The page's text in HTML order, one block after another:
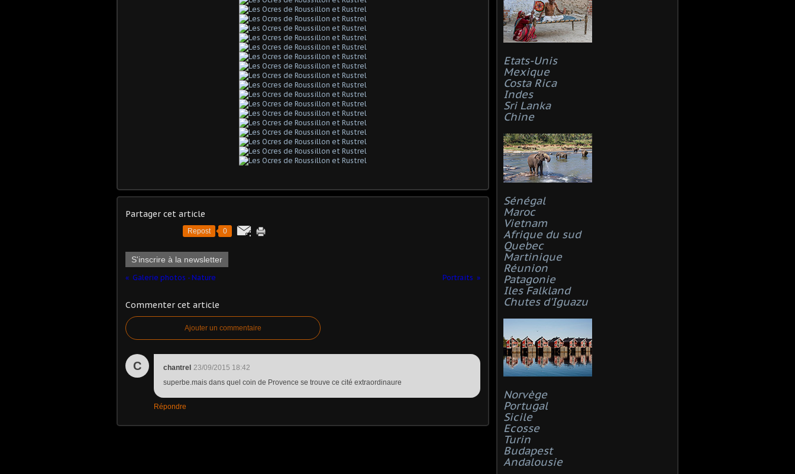
Partager cet article
Repost 0
S'inscrire à la newsletter
Galerie photos - Nature Portraits
Commenter cet article
Ajouter un commentaire
C chantrel 23/09/2015 18:42
superbe.mais dans quel coin de Provence se trouve ce cité extraordinaure
Répondre
Etats-Unis
Mexique
Costa Rica
Indes
Sri Lanka
Chine
Sénégal
Maroc
Vietnam
Afrique du sud
Quebec
Martinique
Réunion
Patagonie
Iles Falkland
Chutes d'Iguazu
Norvège
Portugal
Sicile
Ecosse
Turin
Budapest
Andalousie